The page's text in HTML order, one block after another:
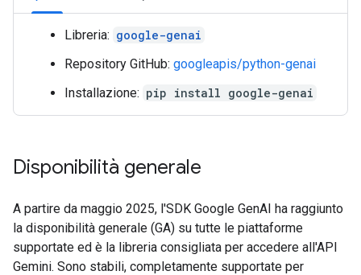
Libreria: google-genai
Repository GitHub: googleapis/python-genai
Installazione: pip install google-genai
Disponibilità generale
A partire da maggio 2025, l'SDK Google GenAI ha raggiunto
la disponibilità generale (GA) su tutte le piattaforme
supportate ed è la libreria consigliata per accedere all'API
Gemini. Sono stabili, completamente supportate per